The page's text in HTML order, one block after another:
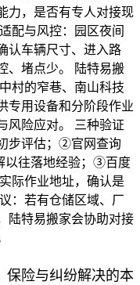
力，是否有专人对接现
配与风控：园区夜间
认车辆尺寸、进入路
、堵点少。 陆特易搬
村的窄巷、南山科技
专用设备和分阶段作业
风险应对。 三种验证
步评估；②官网查询
以往落地经验；③百度
际作业地址，确认是
：若有仓储区域、厂
陆特易搬家会协助对接
保险与纠纷解决的本